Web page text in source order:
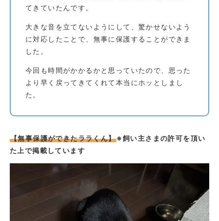
てきていたんです。
大きな音を立てないようにして、驚かせないよう
に対応したことで、無事に保護することができま
した。
今回も時間がかかるかと思っていたので、思った
より早く戻ってきてくれて本当にホッとしまし
た。
【無事保護ができたララくん】※飼い主さまの許可を頂い
た上で掲載しています